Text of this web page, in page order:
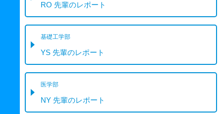
RO 先輩のレポート
基礎工学部
YS 先輩のレポート
医学部
NY 先輩のレポート